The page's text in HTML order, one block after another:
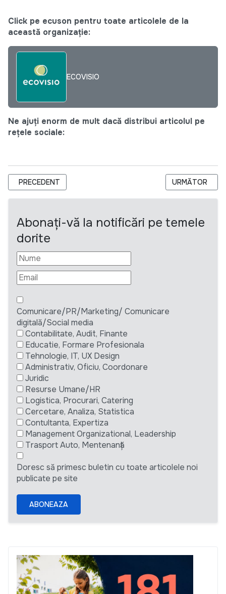
Click pe ecuson pentru toate articolele de la
această organizație:
ECOVISIO
Ne ajuți enorm de mult dacă distribui articolul pe
rețele sociale:
ARTICOL PRECEDENT: ПРИГЛАШАЕМ НА ИДЕЯ МАРКЕТ В
PRECEDENT ARTICOLUL
URMĂTOR
Abonați-vă la notificări pe temele
dorite
Comunicare/PR/Marketing/ Comunicare
digitală/Social media
Contabilitate, Audit, Finante
Educatie, Formare Profesionala
Tehnologie, IT, UX Design
Administrativ, Oficiu, Coordonare
Juridic
Resurse Umane/HR
Logistica, Procurari, Catering
Cercetare, Analiza, Statistica
Contultanta, Expertiza
Management Organizational, Leadership
Trasport Auto, Mentenanță
Doresc să primesc buletin cu toate articolele noi
publicate pe site
ABONEAZA